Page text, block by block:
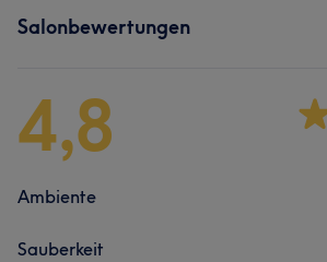
Salonbewertungen
4,8
Ambiente
Sauberkeit